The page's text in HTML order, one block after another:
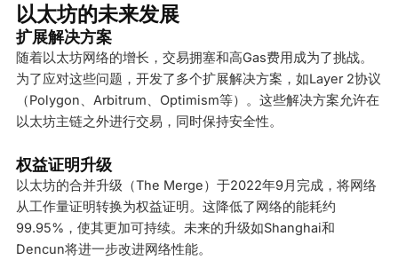
以太坊的未来发展
扩展解决方案
随着以太坊网络的增长，交易拥塞和高Gas费用成为了挑战。
为了应对这些问题，开发了多个扩展解决方案，如Layer 2协议
（Polygon、Arbitrum、Optimism等）。这些解决方案允许在
以太坊主链之外进行交易，同时保持安全性。
权益证明升级
以太坊的合并升级（The Merge）于2022年9月完成，将网络
从工作量证明转换为权益证明。这降低了网络的能耗约
99.95%，使其更加可持续。未来的升级如Shanghai和
Dencun将进一步改进网络性能。